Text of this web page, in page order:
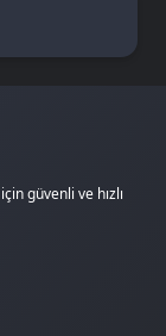
güvenli ve hızlı